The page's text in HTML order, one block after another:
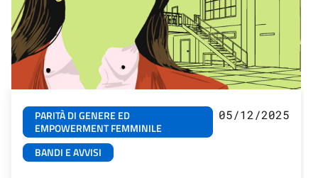
PARITÀ DI GENERE ED
EMPOWERMENT FEMMINILE
BANDI E AVVISI
05/12/2025